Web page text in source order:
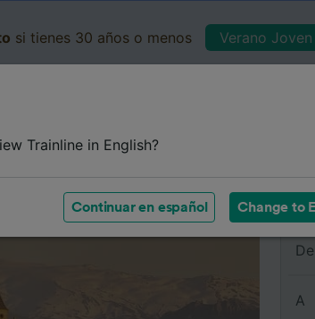
si tienes 30 años o menos Verano
Clases Servicios a bordo
De
A
Trainline in English?
Continuar en español Change to